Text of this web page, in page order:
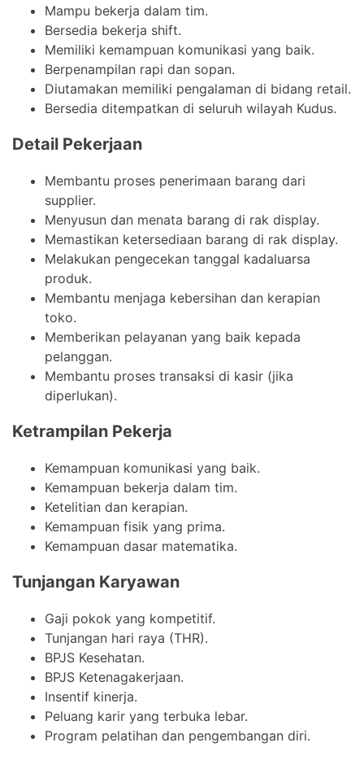
Mampu bekerja dalam tim.
Bersedia bekerja shift.
Memiliki kemampuan komunikasi yang baik.
Berpenampilan rapi dan sopan.
Diutamakan memiliki pengalaman di bidang retail.
Bersedia ditempatkan di seluruh wilayah Kudus.
Detail Pekerjaan
Membantu proses penerimaan barang dari
supplier.
Menyusun dan menata barang di rak display.
Memastikan ketersediaan barang di rak display.
Melakukan pengecekan tanggal kadaluarsa
produk.
Membantu menjaga kebersihan dan kerapian
toko.
Memberikan pelayanan yang baik kepada
pelanggan.
Membantu proses transaksi di kasir (jika
diperlukan).
Ketrampilan Pekerja
Kemampuan komunikasi yang baik.
Kemampuan bekerja dalam tim.
Ketelitian dan kerapian.
Kemampuan fisik yang prima.
Kemampuan dasar matematika.
Tunjangan Karyawan
Gaji pokok yang kompetitif.
Tunjangan hari raya (THR).
BPJS Kesehatan.
BPJS Ketenagakerjaan.
Insentif kinerja.
Peluang karir yang terbuka lebar.
Program pelatihan dan pengembangan diri.